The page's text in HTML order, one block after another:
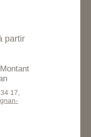
partir
17,